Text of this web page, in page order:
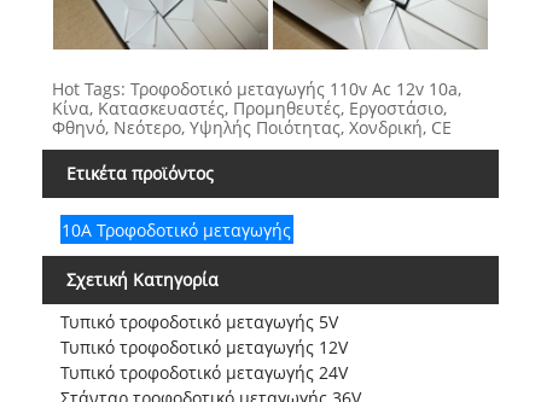
Hot Tags: Τροφοδοτικό μεταγωγής 110v Ac 12v 10a,
Κίνα, Κατασκευαστές, Προμηθευτές, Εργοστάσιο,
Φθηνό, Νεότερο, Υψηλής Ποιότητας, Χονδρική, CE
Ετικέτα προϊόντος
10Α Τροφοδοτικό μεταγωγής
Σχετική Κατηγορία
Τυπικό τροφοδοτικό μεταγωγής 5V
Τυπικό τροφοδοτικό μεταγωγής 12V
Τυπικό τροφοδοτικό μεταγωγής 24V